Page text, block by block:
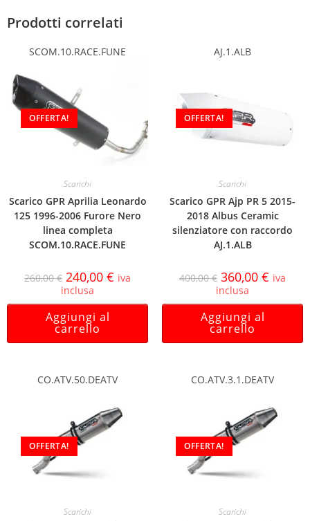
Prodotti correlati
SCOM.10.RACE.FUNE
OFFERTA!
Scarichi
Scarico GPR Aprilia Leonardo
125 1996-2006 Furore Nero
linea completa
SCOM.10.RACE.FUNE
260,00€ 240,00 € iva
inclusa
Aggiungi al
carrello
AJ.1.ALB
OFFERTA!
Scarichi
Scarico GPR Ajp PR 5 2015-
2018 Albus Ceramic
silenziatore con raccordo
AJ.1.ALB
400,00€ 360,00 € iva
inclusa
Aggiungi al
carrello
CO.ATV.50.DEATV
OFFERTA!
Scarichi
CO.ATV.3.1.DEATV
OFFERTA!
Scarichi